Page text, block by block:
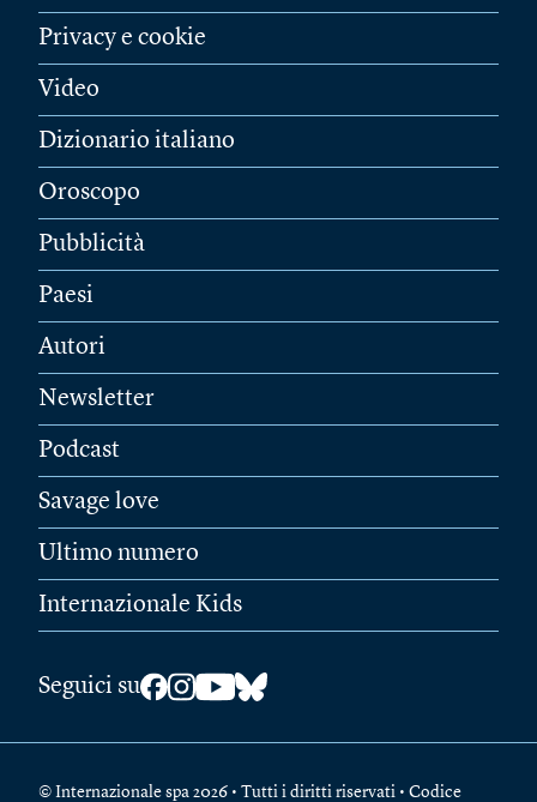
Privacy e cookie
Video
Dizionario italiano
Oroscopo
Pubblicità
Paesi
Autori
Newsletter
Podcast
Savage love
Ultimo numero
Internazionale Kids
Seguici su
© Internazionale spa 2026 • Tutti i diritti riservati • Codice